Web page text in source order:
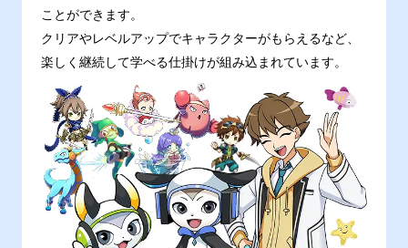
ことができます。
クリアやレベルアップでキャラクターがもらえるなど、
楽しく継続して学べる仕掛けが組み込まれています。